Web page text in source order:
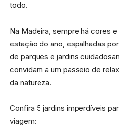
todo.
Na Madeira, sempre há cores
estação do ano, espalhadas
de parques e jardins
convidam a um passeio de
da natureza.
Confira 5 jardins imperdíveis
viagem: